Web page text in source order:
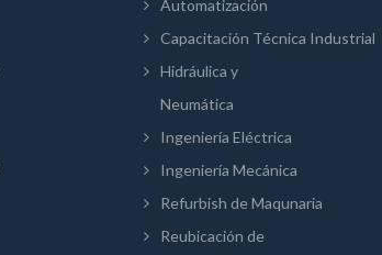
Automatización
Capacitación Técnica Industrial
Hidráulica y
Neumática
Ingeniería Eléctrica
Ingeniería Mecánica
Refurbish de Maqunaria
Reubicación de